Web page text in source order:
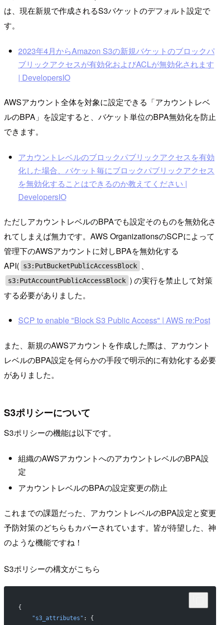
は、現在新規で作成されるS3バケットのデフォルト設定で
す。
2023年4月からAmazon S3の新規バケットのブロックパ
ブリックアクセスが有効化およびACLが無効化されます
| DevelopersIO
AWSアカウント全体を対象に設定できる「アカウントレベ
ルのBPA」を設定すると、バケット単位のBPA無効化を防止
できます。
アカウントレベルのブロックパブリックアクセスを有効
化した場合、バケット毎にブロックパブリックアクセス
を無効化することはできるのか教えてください |
DevelopersIO
ただしアカウントレベルのBPAでも設定そのものを無効化さ
れてしまえば無力です。AWS OrganizationsのSCPによって
管理下のAWSアカウントに対しBPAを無効化する
API( s3:PutBucketPublicAccessBlock 、
s3:PutAccountPublicAccessBlock ) の実行を禁止して対策
する必要がありました。
SCP to enable "Block S3 Public Access" | AWS re:Post
また、新規のAWSアカウントを作成した際は、アカウント
レベルのBPA設定を何らかの手段で明示的に有効化する必要
がありました。
S3ポリシーについて
S3ポリシーの機能は以下です。
組織のAWSアカウントへのアカウントレベルのBPA設
定
アカウントレベルのBPAの設定変更の防止
これまでの課題だった、アカウントレベルのBPA設定と変更
予防対策のどちらもカバーされています。皆が待望した、神
のような機能ですね！
S3ポリシーの構文がこちら
{
    "s3_attributes"
: {